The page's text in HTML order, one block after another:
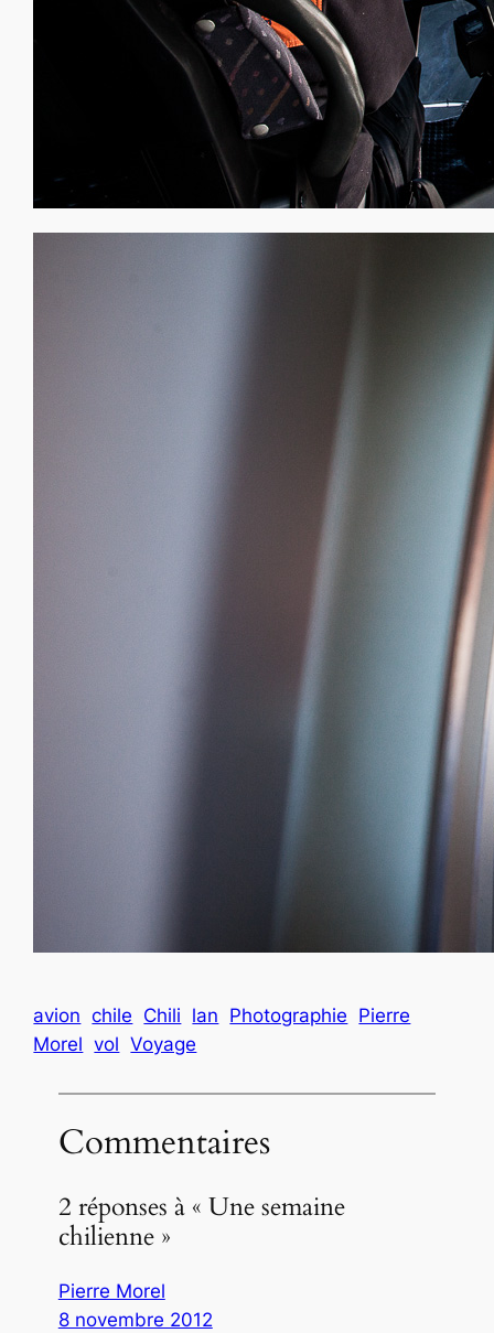
avion chile Chili lan Photographie Pierre
Morel vol Voyage
Commentaires
2 réponses à « Une semaine
chilienne »
Pierre Morel
8 novembre 2012